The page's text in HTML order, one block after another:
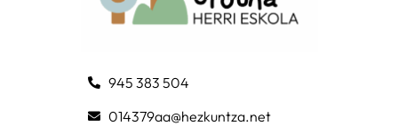
945 383 504
014379aa@hezkuntza.net